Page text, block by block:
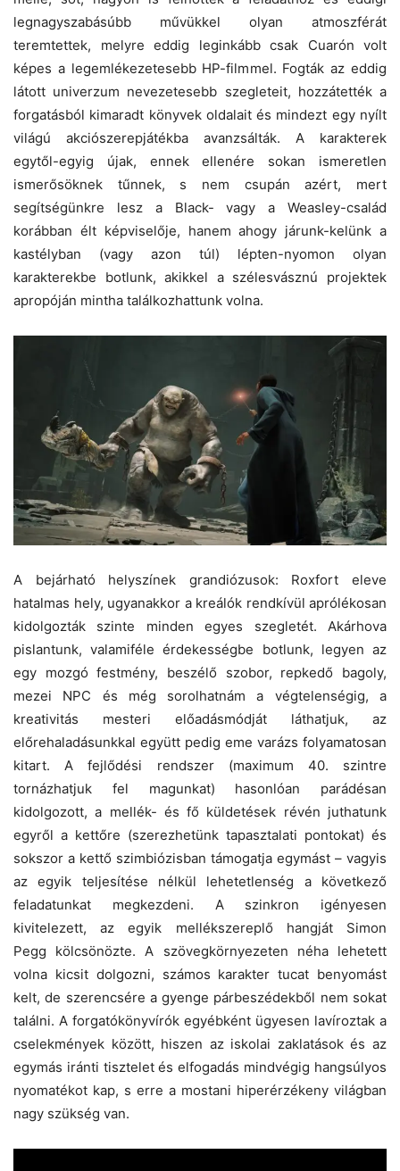
legnagyszabásúbb művükkel olyan atmoszférát
teremtettek, melyre eddig leginkább csak Cuarón volt
képes a legemlékezetesebb HP-filmmel. Fogták az eddig
látott univerzum nevezetesebb szegleteit, hozzátették a
forgatásból kimaradt könyvek oldalait és mindezt egy nyílt
világú akciószerepjátékba avanzsálták. A karakterek
egytől-egyig újak, ennek ellenére sokan ismeretlen
ismerősöknek tűnnek, s nem csupán azért, mert
segítségünkre lesz a Black- vagy a Weasley-család
korábban élt képviselője, hanem ahogy járunk-kelünk a
kastélyban (vagy azon túl) lépten-nyomon olyan
karakterekbe botlunk, akikkel a szélesvásznú projektek
apropóján mintha találkozhattunk volna.
A bejárható helyszínek grandiózusok: Roxfort eleve
hatalmas hely, ugyanakkor a kreálók rendkívül aprólékosan
kidolgozták szinte minden egyes szegletét. Akárhova
pislantunk, valamiféle érdekességbe botlunk, legyen az
egy mozgó festmény, beszélő szobor, repkedő bagoly,
mezei NPC és még sorolhatnám a végtelenségig, a
kreativitás mesteri előadásmódját láthatjuk, az
előrehaladásunkkal együtt pedig eme varázs folyamatosan
kitart. A fejlődési rendszer (maximum 40. szintre
tornázhatjuk fel magunkat) hasonlóan parádésan
kidolgozott, a mellék- és fő küldetések révén juthatunk
egyről a kettőre (szerezhetünk tapasztalati pontokat) és
sokszor a kettő szimbiózisban támogatja egymást – vagyis
az egyik teljesítése nélkül lehetetlenség a következő
feladatunkat megkezdeni. A szinkron igényesen
kivitelezett, az egyik mellékszereplő hangját Simon
Pegg kölcsönözte. A szövegkörnyezeten néha lehetett
volna kicsit dolgozni, számos karakter tucat benyomást
kelt, de szerencsére a gyenge párbeszédekből nem sokat
találni. A forgatókönyvírók egyébként ügyesen lavíroztak a
cselekmények között, hiszen az iskolai zaklatások és az
egymás iránti tisztelet és elfogadás mindvégig hangsúlyos
nyomatékot kap, s erre a mostani hiperérzékeny világban
nagy szükség van.